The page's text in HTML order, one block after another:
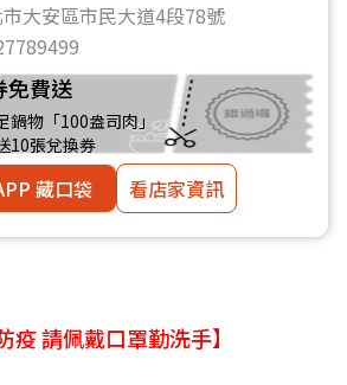
大安區市民大道4段78號
免費送
鍋物「100盎司肉」
10張兌換券
藏口袋 看店家資訊
疫 請佩戴口罩勤洗手】